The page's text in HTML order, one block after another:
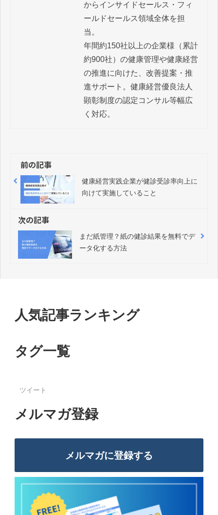
からインサイドセールス・フィ
ールドセールス領域全体を担
当。
年間約150社以上の企業様（累計
約900社）の健康管理や健康経営
の推進に向けた、改善提案・推
進サポート。健康経営優良法人
顕彰制度の認定コンサル等幅広
く対応。
前の記事
健康経営実践企業が健診受診率向上に
向けて実施していること
次の記事
まだ紙管理？紙の健診結果を無料でデ
ータ化する方法
人気記事ランキング
タグ一覧
ツイート
メルマガ登録
メルマガに登録する